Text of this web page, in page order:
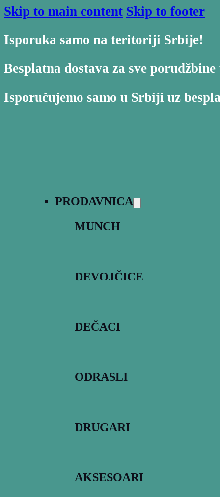
Skip to main content Skip to footer
Isporuka samo na teritoriji Srbije!
Besplatna dostava za sve
Isporučujemo samo u Srbiji uz
PRODAVNICA
MUNCH
DEVOJČICE
DEČACI
ODRASLI
DRUGARI
AKSESOARI